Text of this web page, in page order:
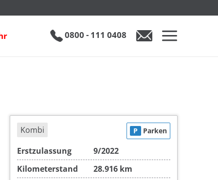
0800 - 111 0408
Kombi P Parken
Erstzulassung
9/2022
Kilometerstand
28.916 km